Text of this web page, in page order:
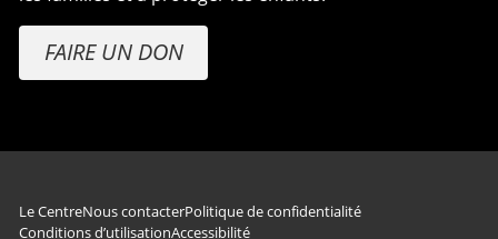
FAIRE UN DON
Navigation du pied de page
Le CentreNous contacterPolitique de confidentialité
Conditions d’utilisationAccessibilité